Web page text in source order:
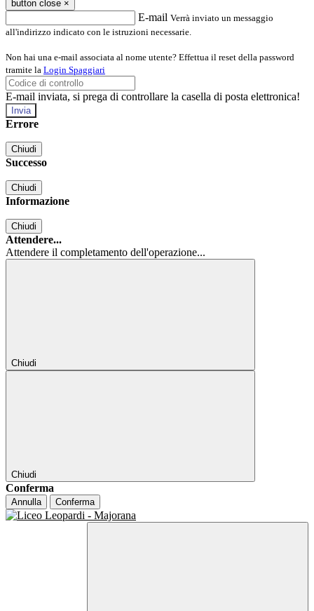
button close ×
E-mail Verrà inviato un messaggio
all'indirizzo indicato con le istruzioni necessarie.
Non hai una e-mail associata al nome utente? Effettua il reset della password
tramite la Login Spaggiari
E-mail inviata, si prega di controllare la casella di posta elettronica!
Errore
Chiudi
Successo
Chiudi
Informazione
Chiudi
Attendere...
Attendere il completamento dell'operazione...
Chiudi
Chiudi
Conferma
Annulla Conferma